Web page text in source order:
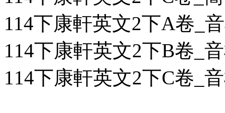
114下康軒英文2下A卷_
114下康軒英文2下B卷_
114下康軒英文2下C卷_